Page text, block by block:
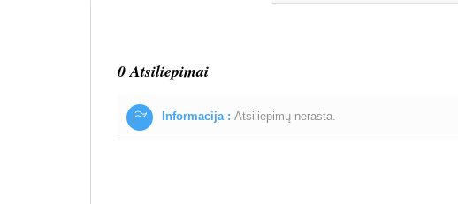
0 Atsiliepimai
Informacija : Atsiliepimų nerasta.